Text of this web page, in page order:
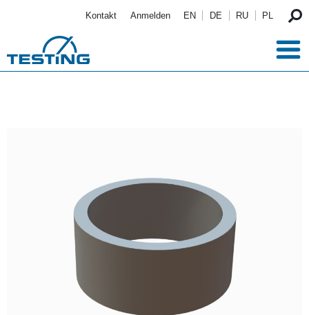
Kontakt Anmelden EN DE RU PL